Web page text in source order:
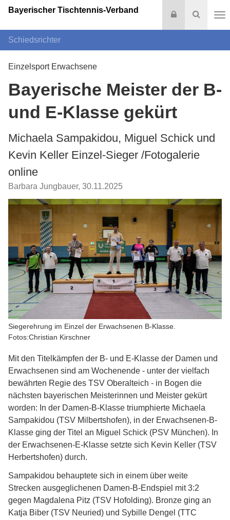
Suche
Login
Bayerischer Tischtennis-Verband
Schiedsrichter
Einzelsport Erwachsene
Bayerische Meister der B-
und E-Klasse gekürt
Michaela Sampakidou, Miguel Schick und
Kevin Keller Einzel-Sieger /Fotogalerie
online
Barbara Jungbauer, 30.11.2025
Siegerehrung im Einzel der Erwachsenen B-Klasse.
Fotos:Christian Kirschner
Mit den Titelkämpfen der B- und E-Klasse der Damen und
Erwachsenen sind am Wochenende - unter der vielfach
bewährten Regie des TSV Oberalteich - in Bogen die
nächsten bayerischen Meisterinnen und Meister gekürt
worden: In der Damen-B-Klasse triumphierte Michaela
Sampakidou (TSV Milbertshofen), in der Erwachsenen-B-
Klasse ging der Titel an Miguel Schick (PSV München). In
der Erwachsenen-E-Klasse setzte sich Kevin Keller (TSV
Herbertshofen) durch.
Sampakidou behauptete sich in einem über weite
Strecken ausgeglichenen Damen-B-Endspiel mit 3:2
gegen Magdalena Pitz (TSV Hofolding). Bronze ging an
Katja Biber (TSV Neuried) und Sybille Dengel (TTC